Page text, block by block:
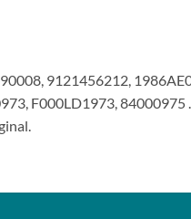
9121456212,
F000LD1973, 84000975 .